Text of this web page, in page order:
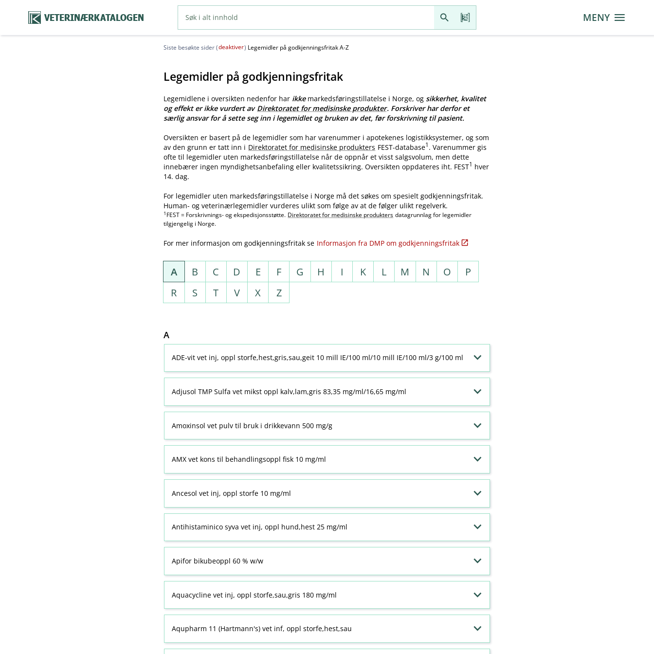
VETERINÆRKATALOGEN MENY
Siste besøkte sider (deaktiver) Legemidler på godkjenningsfritak A-Z
Legemidler på godkjenningsfritak
Legemidlene i oversikten nedenfor har ikkemarkedsføringstillatelse i Norge, og sikkerhet, kvalitet
og effekt er ikke vurdert av Direktoratet for medisinske produkter. Forskriver har derfor et
særlig ansvar for å sette seg inn i legemidlet og bruken av det, før forskrivning til pasient.
Oversikten er basert på de legemidler som har varenummer i apotekenes logistikksystemer, og som
av den grunn er tatt inn i Direktoratet for medisinske produkters FEST-database1. Varenummer gis
ofte til legemidler uten markedsføringstillatelse når de oppnår et visst salgsvolum, men dette
innebærer ingen myndighetsanbefaling eller kvalitetssikring. Oversikten oppdateres iht. FEST1 hver
14. dag.
For legemidler uten markedsføringstillatelse i Norge må det søkes om spesielt godkjenningsfritak.
Human- og veterinærlegemidler vurderes ulikt som følge av at de følger ulikt regelverk.
1 FEST = Forskrivnings- og ekspedisjonsstøtte. Direktoratet for medisinske produkters datagrunnlag for legemidler
tilgjengelig i Norge.
For mer informasjon om godkjenningsfritak se Informasjon fra DMP om godkjenningsfritak
A B C D E F G H I K L M N O
P
R
S T V X Z
A
ADE-vit vet inj, oppl storfe,hest,gris,sau,geit 10 mill IE/100 ml/10 mill IE/100 ml/3 g/100 ml
Adjusol TMP Sulfa vet mikst oppl kalv,lam,gris 83,35 mg/ml/16,65 mg/ml
Amoxinsol vet pulv til bruk i drikkevann 500 mg/g
AMX vet kons til behandlingsoppl fisk 10 mg/ml
Ancesol vet inj, oppl storfe 10 mg/ml
Antihistaminico syva vet inj, oppl hund,hest 25 mg/ml
Apifor bikubeoppl 60 % w​/​w
Aquacycline vet inj, oppl storfe,sau,gris 180 mg/ml
Aqupharm 11 (Hartmann's) vet inf, oppl storfe,hest,sau